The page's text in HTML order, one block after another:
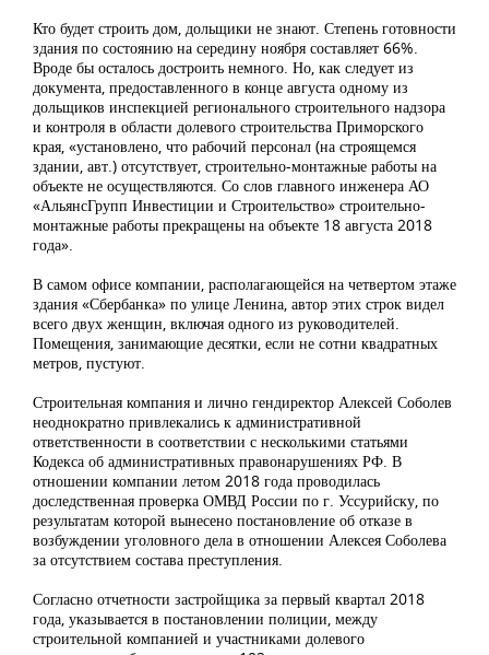
Кто будет строить дом, дольщики не знают. Степень готовности
здания по состоянию на середину ноября составляет 66%.
Вроде бы осталось достроить немного. Но, как следует из
документа, предоставленного в конце августа одному из
дольщиков инспекцией регионального строительного надзора
и контроля в области долевого строительства Приморского
края, «установлено, что рабочий персонал (на строящемся
здании, авт.) отсутствует, строительно-монтажные работы на
объекте не осуществляются. Со слов главного инженера АО
«АльянсГрупп Инвестиции и Строительство» строительно-
монтажные работы прекращены на объекте 18 августа 2018
года».
В самом офисе компании, располагающейся на четвертом этаже
здания «Сбербанка» по улице Ленина, автор этих строк видел
всего двух женщин, включая одного из руководителей.
Помещения, занимающие десятки, если не сотни квадратных
метров, пустуют.
Строительная компания и лично гендиректор Алексей Соболев
неоднократно привлекались к административной
ответственности в соответствии с несколькими статьями
Кодекса об административных правонарушениях РФ. В
отношении компании летом 2018 года проводилась
доследственная проверка ОМВД России по г. Уссурийску, по
результатам которой вынесено постановление об отказе в
возбуждении уголовного дела в отношении Алексея Соболева
за отсутствием состава преступления.
Согласно отчетности застройщика за первый квартал 2018
года, указывается в постановлении полиции, между
строительной компанией и участниками долевого